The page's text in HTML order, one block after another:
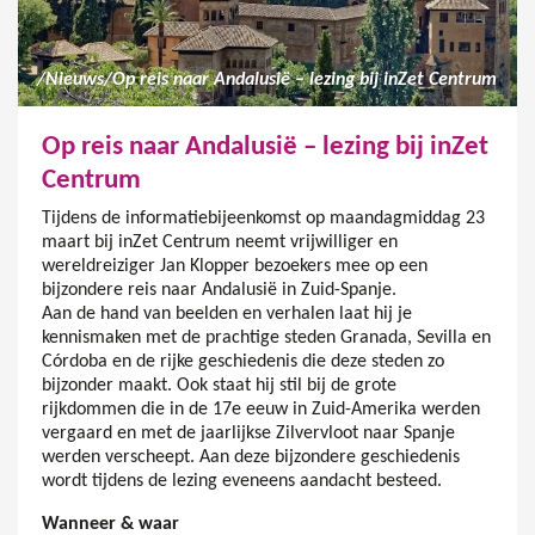
/Nieuws/Op reis naar Andalusië – lezing bij inZet Centrum
Op reis naar Andalusië – lezing bij inZet
Centrum
Tijdens de informatiebijeenkomst op maandagmiddag 23
maart bij inZet Centrum neemt vrijwilliger en
wereldreiziger Jan Klopper bezoekers mee op een
bijzondere reis naar Andalusië in Zuid-Spanje.
Aan de hand van beelden en verhalen laat hij je
kennismaken met de prachtige steden Granada, Sevilla en
Córdoba en de rijke geschiedenis die deze steden zo
bijzonder maakt. Ook staat hij stil bij de grote
rijkdommen die in de 17e eeuw in Zuid-Amerika werden
vergaard en met de jaarlijkse Zilvervloot naar Spanje
werden verscheept. Aan deze bijzondere geschiedenis
wordt tijdens de lezing eveneens aandacht besteed.
Wanneer & waar